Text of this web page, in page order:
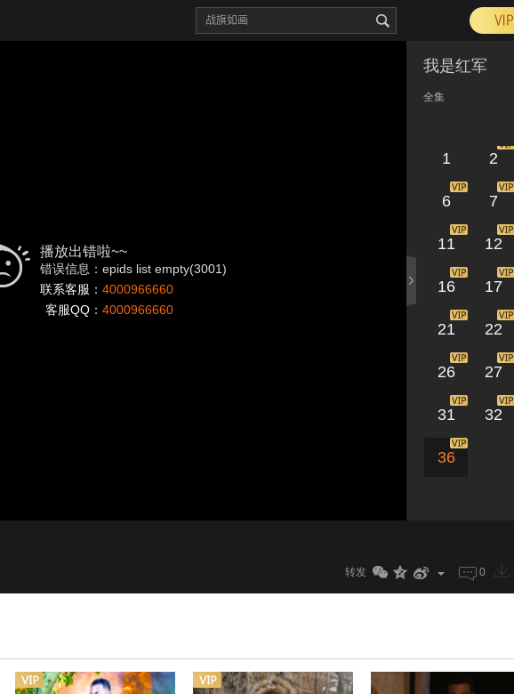
播放出错啦~~
错误信息：epids list empty(3001)
联系客服： 4000966660
客服QQ： 4000966660
我是红军
全集
1 2
6 7
11 12
16 17
21 22
26 27
31 32
36
转发 0